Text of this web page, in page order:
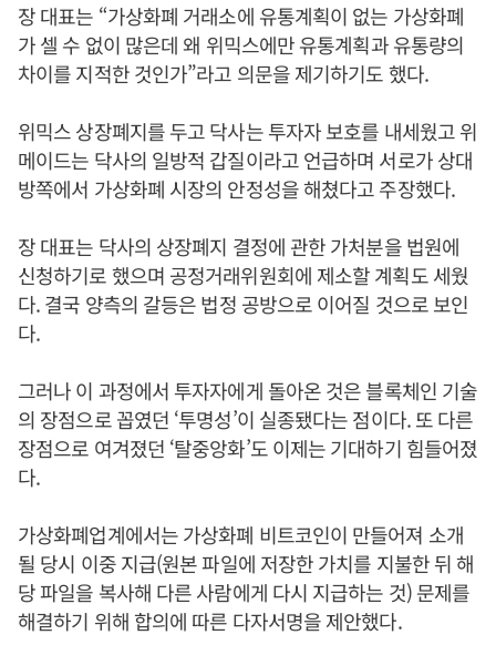
장 대표는 “가상화폐 거래소에 유통계획이 없는 가상화폐
가 셀 수 없이 많은데 왜 위믹스에만 유통계획과 유통량의
차이를 지적한 것인가”라고 의문을 제기하기도 했다.
위믹스 상장폐지를 두고 닥사는 투자자 보호를 내세웠고 위
메이드는 닥사의 일방적 갑질이라고 언급하며 서로가 상대
방쪽에서 가상화폐 시장의 안정성을 해쳤다고 주장했다.
장 대표는 닥사의 상장폐지 결정에 관한 가처분을 법원에
신청하기로 했으며 공정거래위원회에 제소할 계획도 세웠
다. 결국 양측의 갈등은 법정 공방으로 이어질 것으로 보인
다.
그러나 이 과정에서 투자자에게 돌아온 것은 블록체인 기술
의 장점으로 꼽였던 ‘투명성’이 실종됐다는 점이다. 또 다른
장점으로 여겨졌던 ‘탈중앙화’도 이제는 기대하기 힘들어졌
다.
가상화폐업계에서는 가상화폐 비트코인이 만들어져 소개
될 당시 이중 지급(원본 파일에 저장한 가치를 지불한 뒤 해
당 파일을 복사해 다른 사람에게 다시 지급하는 것) 문제를
해결하기 위해 합의에 따른 다자서명을 제안했다.